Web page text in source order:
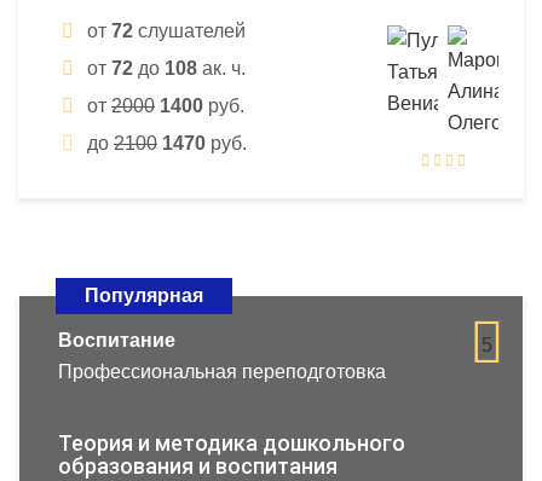
от 72 слушателей
от 72 до 108 ак. ч.
от 2000 1400 руб.
до 2100 1470 руб.
Популярная
5
Воспитание
Профессиональная переподготовка
Теория и методика дошкольного
образования и воспитания